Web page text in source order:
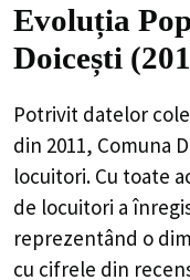
Evoluția
Doicești
Potrivit datelor
din 2011, Comuna
locuitori. Cu toate
de locuitori a
reprezentând o
cu cifrele din